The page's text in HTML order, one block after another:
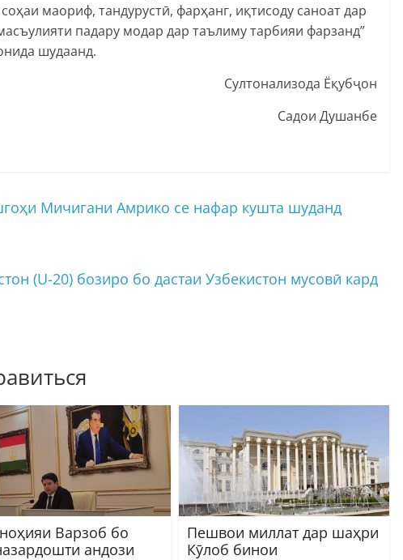
маориф, тандурустӣ, фарҳанг, иқтисоду саноат дар
падару модар дар таълиму тарбияи фарзанд”
шудаанд.
Султонализода Ёқубҷон
Садои Душанбе
Мичигани Амрико се нафар кушта шуданд
(U-20) бозиро бо дастаи Узбекистон мусовӣ кард
Варзоб бо
андози
Пешвои миллат дар шаҳри
Кӯлоб бинои